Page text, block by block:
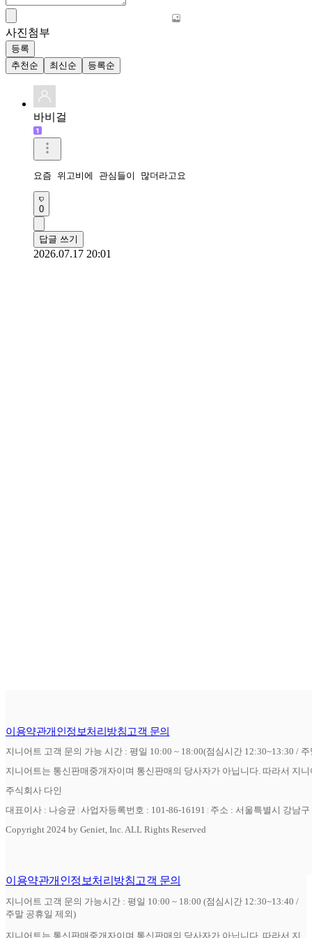
사진첨부
등록
추천순
최신순 등록순
바비걸
요즘 위고비에 관심들이 많더라고요
0
답글 쓰기
2026.07.17 20:01
이용약관개인정보처리방침고객 문의
지니어트 고객 문의 가능 시간 : 평일 10:00 ~ 18:00(점심시간 12:30~13:30 /
지니어트는 통신판매중개자이며 통신판매의 당사자가 아닙니다. 따라서 지
주식회사 다인
대표이사 : 나승균 사업자등록번호 : 101-86-16191
주소 : 서울특별시 강남
Copyright 2024 by Geniet, Inc. ALL Rights Reserved
이용약관개인정보처리방침고객 문의
지니어트 고객 문의 가능시간 : 평일 10:00 ~ 18:00 (점심시간 12:30~13:40 /
주말 공휴일 제외)
지니어트는 통신판매중개자이며 통신판매의 당사자가 아닙니다. 따라서 지